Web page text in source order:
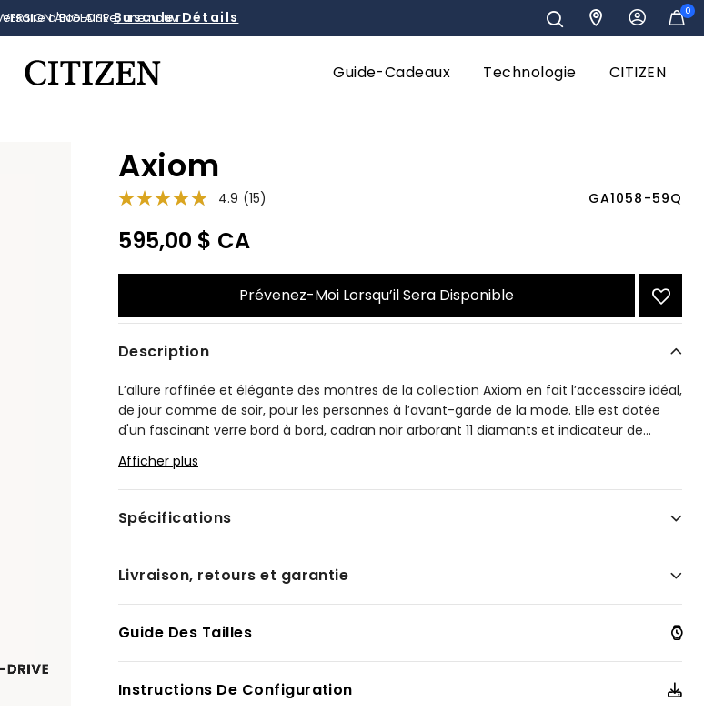
VERSION ANGLAISEBasculer
Guide-Cadeaux Technologie CITIZEN
0
Axiom
4.9 (15) GA1058-59Q
595,00 $ CA
Prévenez-Moi Lorsqu’il Sera Disponible
Description
L’allure raffinée et élégante des montres de la collection Axiom en fait l’accessoire idéal,
de jour comme de soir, pour les personnes à l’avant-garde de la mode. Elle est dotée
d'un fascinant verre bord à bord, cadran noir arborant 11 diamants et indicateur de...
profond avec cadran noir.
Afficher plus
Spécifications
Livraison, retours et garantie
Guide Des Tailles
Instructions De Configuration
Ajouté à Gérer la liste